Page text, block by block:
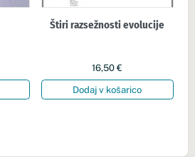
Štiri razsežnosti evolucije
16,50€
Dodaj v košarico